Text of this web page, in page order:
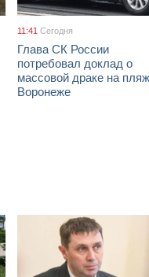
11:41 Сегодня
Глава СК России
потребовал доклад о
массовой драке на
Воронеже